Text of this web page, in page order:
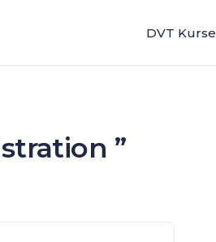
DVT Kurse
”